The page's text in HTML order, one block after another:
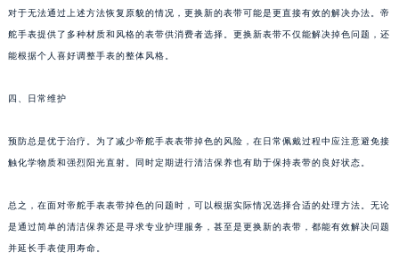
对于无法通过上述方法恢复原貌的情况，更换新的表带可能是更直接有效的解决办法。帝
舵手表提供了多种材质和风格的表带供消费者选择。更换新表带不仅能解决掉色问题，还
能根据个人喜好调整手表的整体风格。
四、日常维护
预防总是优于治疗。为了减少帝舵手表表带掉色的风险，在日常佩戴过程中应注意避免接
触化学物质和强烈阳光直射。同时定期进行清洁保养也有助于保持表带的良好状态。
总之，在面对帝舵手表表带掉色的问题时，可以根据实际情况选择合适的处理方法。无论
是通过简单的清洁保养还是寻求专业护理服务，甚至是更换新的表带，都能有效解决问题
并延长手表使用寿命。